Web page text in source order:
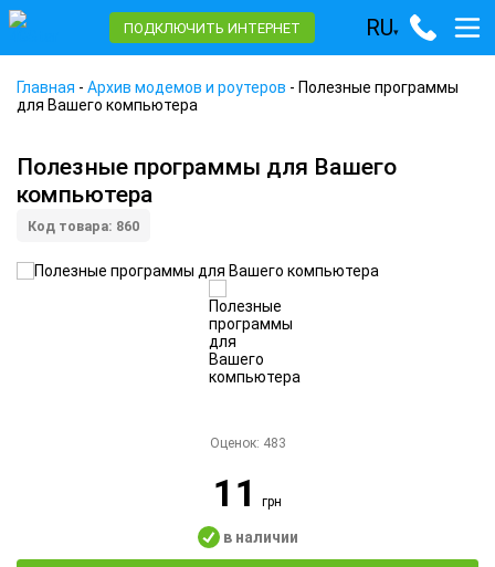
ПОДКЛЮЧИТЬ ИНТЕРНЕТ RU▾
Главная - Архив модемов и роутеров - Полезные программы
для Вашего компьютера
Полезные программы для Вашего
компьютера
Код товара: 860
Оценок: 483
11грн
в наличии